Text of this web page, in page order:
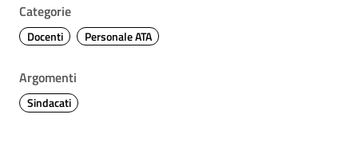
Categorie
Docenti Personale ATA
Argomenti
Sindacati